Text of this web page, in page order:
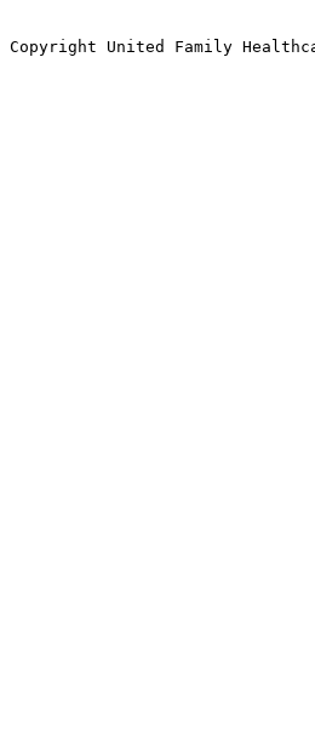
Copyright United Family